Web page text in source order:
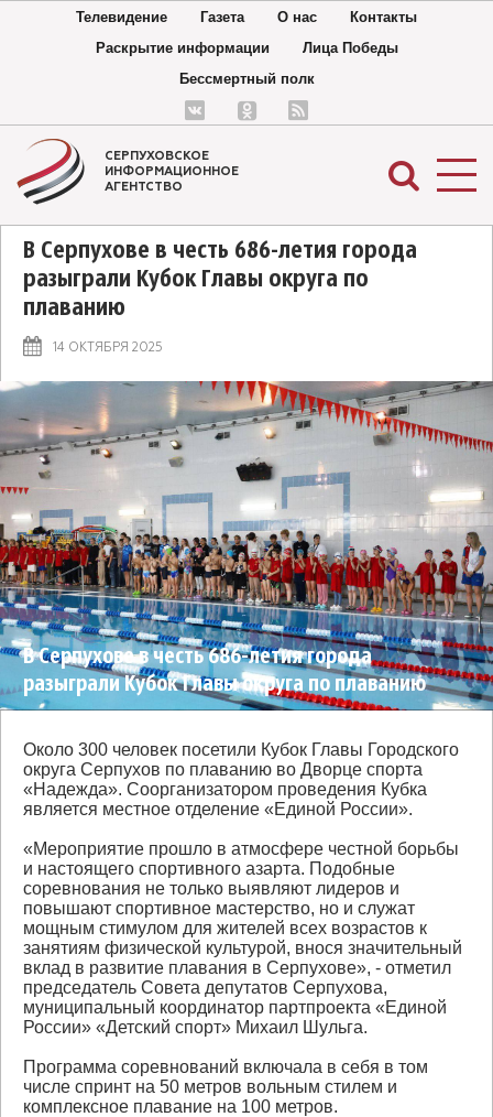
Телевидение Газета О нас
Контакты
Раскрытие информации
Лица Победы
Бессмертный полк
СЕРПУХОВСКОЕ
ИНФОРМАЦИОННОЕ
АГЕНТСТВО
В Серпухове в честь 686-летия города
разыграли Кубок Главы округа по
плаванию
14 ОКТЯБРЯ 2025
В Серпухове в честь 686-летия города
разыграли Кубок Главы округа по плаванию
Около 300 человек посетили Кубок Главы Городского
округа Серпухов по плаванию во Дворце спорта
«Надежда». Соорганизатором проведения Кубка
является местное отделение «Единой России».
«Мероприятие прошло в атмосфере честной борьбы
и настоящего спортивного азарта. Подобные
соревнования не только выявляют лидеров и
повышают спортивное мастерство, но и служат
мощным стимулом для жителей всех возрастов к
занятиям физической культурой, внося значительный
вклад в развитие плавания в Серпухове», - отметил
председатель Совета депутатов Серпухова,
муниципальный координатор партпроекта «Единой
России» «Детский спорт» Михаил Шульга.
Программа соревнований включала в себя в том
числе спринт на 50 метров вольным стилем и
комплексное плавание на 100 метров.